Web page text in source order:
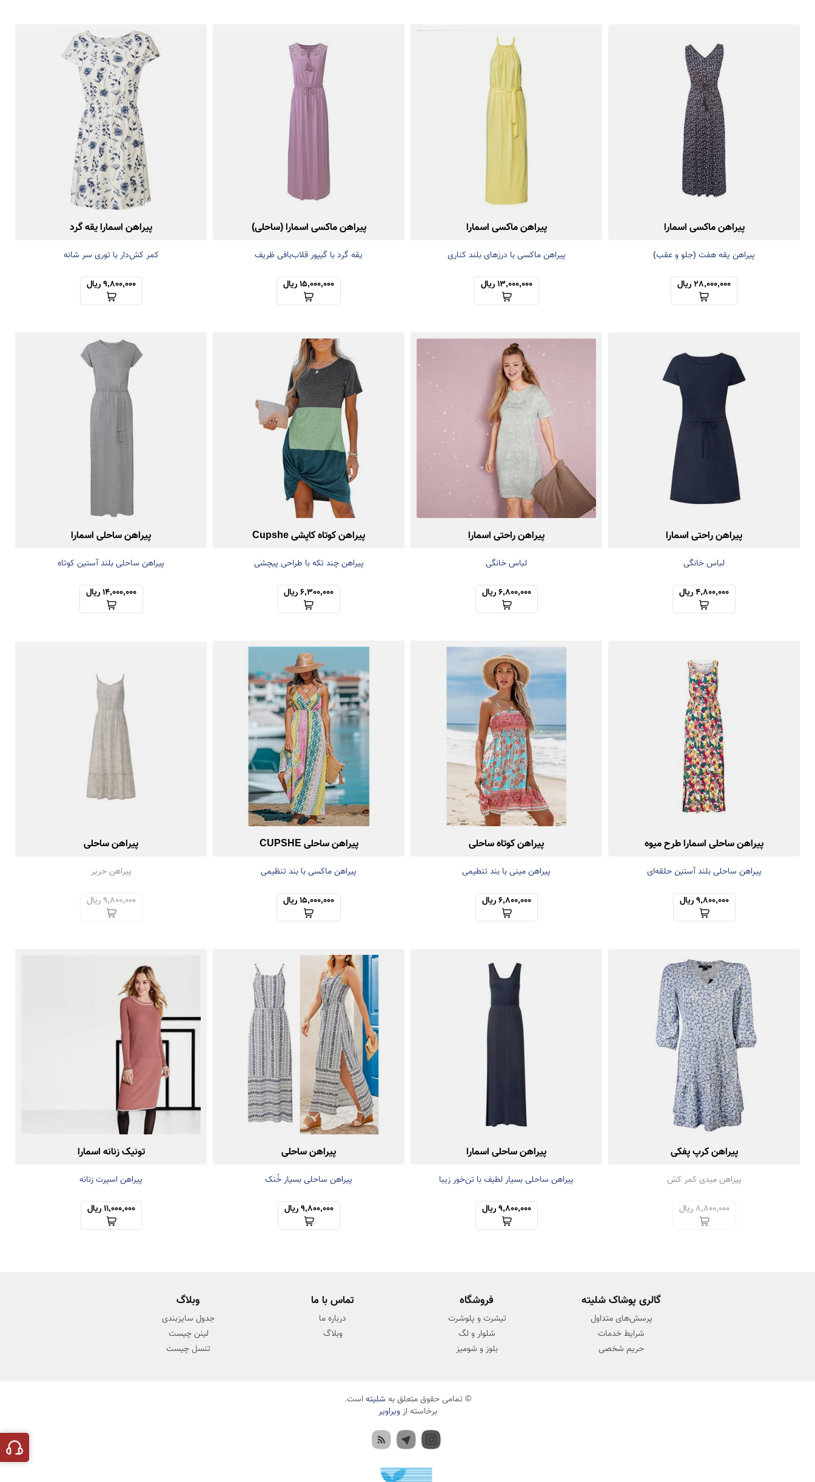
پیراهن ماکسی اسمارا
پیراهن یقه هفت (جلو و عقب)
28,000,000 ریال
پیراهن ماکسی اسمارا
پیراهن ماکسی با درزهای بلند کناری
13,000,000 ریال
پیراهن ماکسی اسمارا (ساحلی)
یقه گرد با گیپور قلاب‌بافی ظریف
15,000,000 ریال
پیراهن اسمارا یقه گرد
کمر کش‌دار با توری سر شانه
9,800,000 ریال
پیراهن راحتی اسمارا
لباس خانگی
4,800,000 ریال
پیراهن راحتی اسمارا
لباس خانگی
6,800,000 ریال
پیراهن کوتاه کاپشی Cupshe
پیراهن چند تکه با طراحی پیچشی
6,300,000 ریال
پیراهن ساحلی اسمارا
پیراهن ساحلی بلند آستین کوتاه
14,000,000 ریال
پیراهن ساحلی اسمارا طرح میوه
پیراهن ساحلی بلند آستین حلقه‌ای
9,800,000 ریال
پیراهن کوتاه ساحلی
پیراهن مینی با بند تنطیمی
6,800,000 ریال
پیراهن ساحلی CUPSHE
پیراهن ماکسی با بند تنظیمی
15,000,000 ریال
پیراهن ساحلی
پیراهن حریر
9,800,000 ریال
پیراهن کرپ پفکی
پیراهن میدی کمر کش
8,800,000 ریال
پیراهن ساحلی اسمارا
پیراهن ساحلی بسیار لطیف با تن‌خور زیبا
9,800,000 ریال
پیراهن ساحلی
پیراهن ساحلی بسیار خُنک
9,800,000 ریال
تونیک زنانه اسمارا
پیراهن اسپرت زنانه
11,000,000 ریال
گالری پوشاک شلیته
پرسش‌های متداول
شرایط خدمات
حریم شخصی
فروشگاه
تیشرت و پلوشرت
شلوار و لگ
بلوز و شومیز
تماس با ما
درباره ما
وبلاگ
وبلاگ
جدول سایزبندی
لینن چیست
تنسل چیست
© تمامی حقوق متعلق به شلیته است.
برخاسته ازویراویر